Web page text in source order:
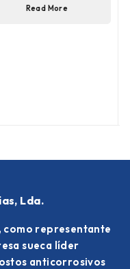
Read More
Lda.
como representante
sueca líder
anticorrosivos